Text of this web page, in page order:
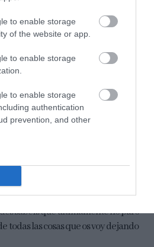
to enable storage
of the website or app.
to enable storage
to enable storage
authentication
prevention, and other
danesa – {Vídeo
sabéis que últimamente no paro
todas las cosas que os voy dejando